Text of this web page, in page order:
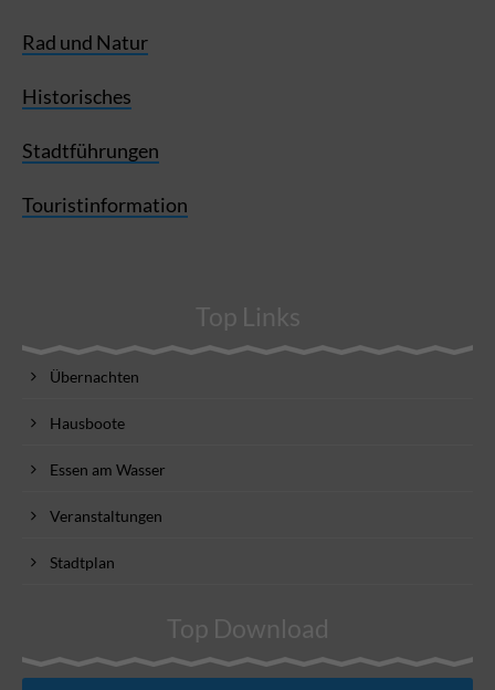
Rad und Natur
Historisches
Stadtführungen
Touristinformation
Top Links
Übernachten
Hausboote
Essen am Wasser
Veranstaltungen
Stadtplan
Top Download